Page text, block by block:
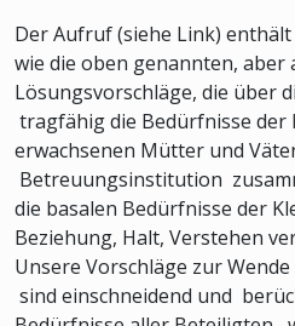
Der Aufruf (siehe Link)
wie die oben genannten,
Lösungsvorschläge, die über
tragfähig die Bedürfnisse der
erwachsenen Mütter und
Betreuungsinstitution
die basalen Bedürfnisse der
Beziehung, Halt, Verstehen
Unsere Vorschläge zur
sind einschneidend und